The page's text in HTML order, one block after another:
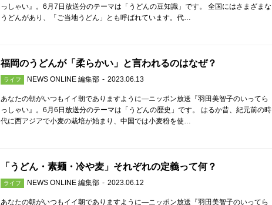
っしゃい』。6月7日放送分のテーマは「うどんの豆知識」です。 全国にはさまざまな
うどんがあり、「ご当地うどん」とも呼ばれています。代…
福岡のうどんが「柔らかい」と言われるのはなぜ？
ライフ NEWS ONLINE 編集部 2023.06.13
あなたの朝がいつもイイ朝でありますように—ニッポン放送『羽田美智子のいってら
っしゃい』。6月6日放送分のテーマは「うどんの歴史」です。 はるか昔、紀元前の時
代に西アジアで小麦の栽培が始まり、中国では小麦粉を使…
「うどん・素麺・冷や麦」それぞれの定義って何？
ライフ NEWS ONLINE 編集部 2023.06.12
あなたの朝がいつもイイ朝でありますように—ニッポン放送『羽田美智子のいってら